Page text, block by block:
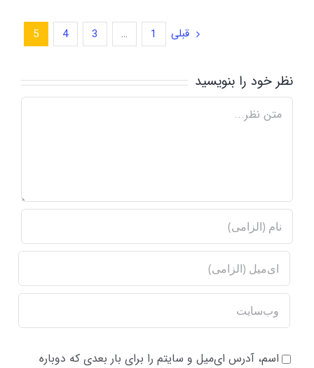
قبلی 1
…
3
4
5
نظر خود را بنویسید
Comment
اسم، آدرس ای‌میل و سایتم را برای بار بعدی که دوباره